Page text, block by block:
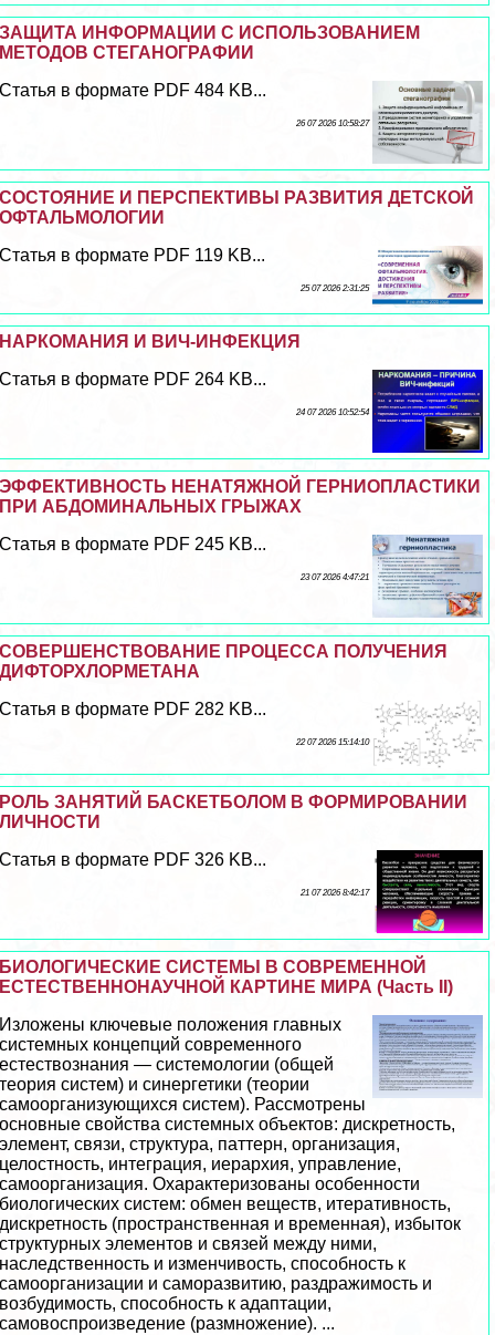
ЗАЩИТА ИНФОРМАЦИИ С ИСПОЛЬЗОВАНИЕМ
МЕТОДОВ СТЕГАНОГРАФИИ
Статья в формате PDF 484 KB...
26 07 2026 10:58:27
СОСТОЯНИЕ И ПЕРСПЕКТИВЫ РАЗВИТИЯ ДЕТСКОЙ
ОФТАЛЬМОЛОГИИ
Статья в формате PDF 119 KB...
25 07 2026 2:31:25
НАРКОМАНИЯ И ВИЧ-ИНФЕКЦИЯ
Статья в формате PDF 264 KB...
24 07 2026 10:52:54
ЭФФЕКТИВНОСТЬ НЕНАТЯЖНОЙ ГЕРНИОПЛАСТИКИ
ПРИ АБДОМИНАЛЬНЫХ ГРЫЖАХ
Статья в формате PDF 245 KB...
23 07 2026 4:47:21
СОВЕРШЕНСТВОВАНИЕ ПРОЦЕССА ПОЛУЧЕНИЯ
ДИФТОРХЛОРМЕТАНА
Статья в формате PDF 282 KB...
22 07 2026 15:14:10
РОЛЬ ЗАНЯТИЙ БАСКЕТБОЛОМ В ФОРМИРОВАНИИ
ЛИЧНОСТИ
Статья в формате PDF 326 KB...
21 07 2026 8:42:17
БИОЛОГИЧЕСКИЕ СИСТЕМЫ В СОВРЕМЕННОЙ
ЕСТЕСТВЕННОНАУЧНОЙ КАРТИНЕ МИРА (Часть II)
Изложены ключевые положения главных
системных концепций современного
естествознания — системологии (общей
теория систем) и синергетики (теории
самоорганизующихся систем). Рассмотрены
основные свойства системных объектов: дискретность,
элемент, связи, структура, паттерн, организация,
целостность, интеграция, иерархия, управление,
самоорганизация. Охаpaктеризованы особенности
биологических систем: обмен веществ, итеративность,
дискретность (прострaнcтвенная и временная), избыток
структурных элементов и связей между ними,
наследственность и изменчивость, способность к
самоорганизации и саморазвитию, раздражимость и
возбудимость, способность к адаптации,
самовоспроизведение (размножение). ...